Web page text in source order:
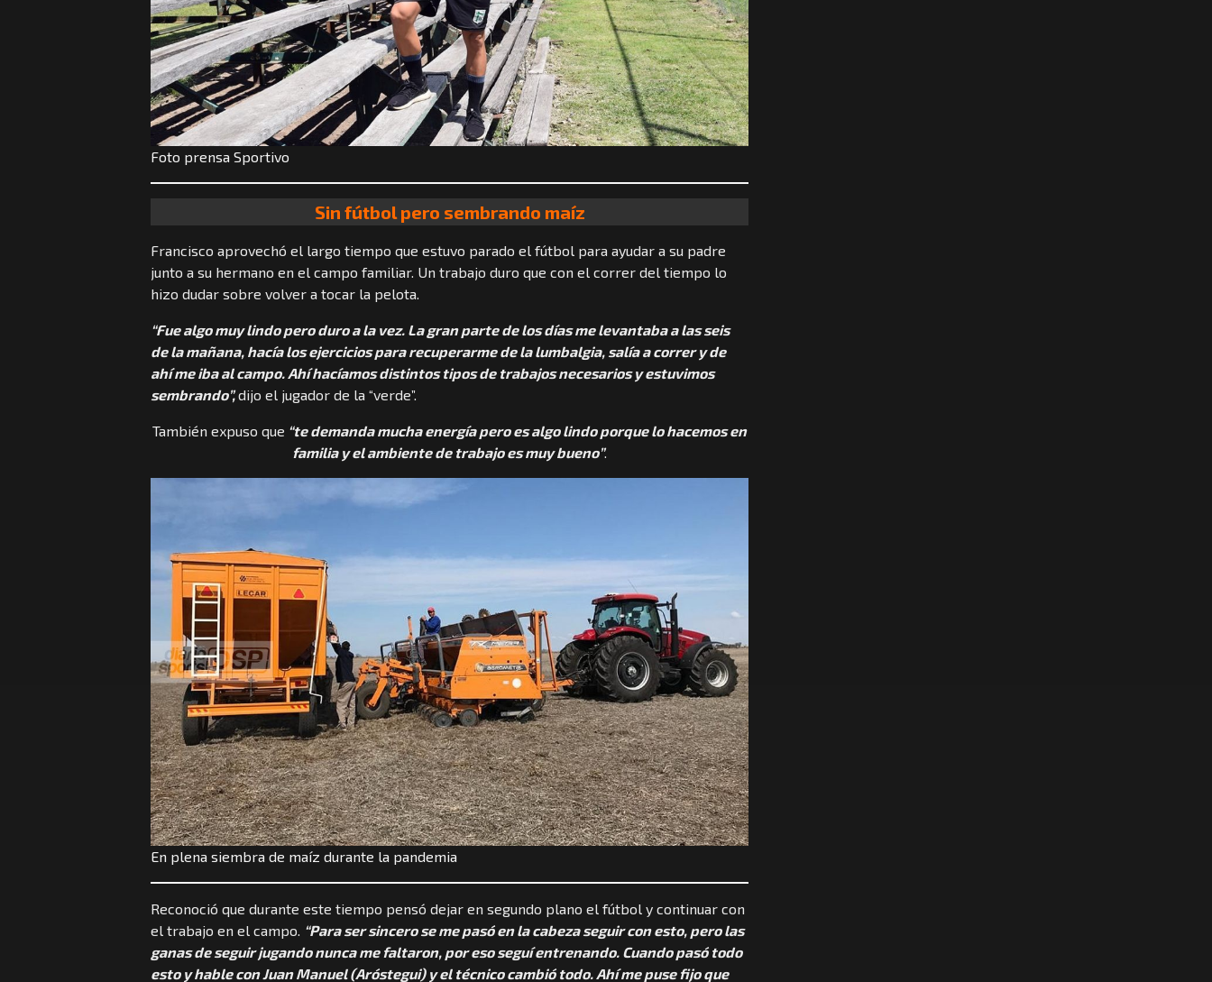
Foto prensa Sportivo
Sin fútbol pero sembrando maíz
Francisco aprovechó el largo tiempo que estuvo parado el fútbol para ayudar a su padre
junto a su hermano en el campo familiar. Un trabajo duro que con el correr del tiempo lo
hizo dudar sobre volver a tocar la pelota.
“Fue algo muy lindo pero duro a la vez. La gran parte de los días me levantaba a las seis
de la mañana, hacía los ejercicios para recuperarme de la lumbalgia, salía a correr y de
ahí me iba al campo. Ahí hacíamos distintos tipos de trabajos necesarios y estuvimos
sembrando”,dijo el jugador de la “verde”.
También expuso que “te demanda mucha energía pero es algo lindo porque lo hacemos en
familia y el ambiente de trabajo es muy bueno”.
En plena siembra de maíz durante la pandemia
Reconoció que durante este tiempo pensó dejar en segundo plano el fútbol y continuar con
el trabajo en el campo. “Para ser sincero se me pasó en la cabeza seguir con esto, pero las
ganas de seguir jugando nunca me faltaron, por eso seguí entrenando. Cuando pasó todo
esto y hable con Juan Manuel (Aróstegui) y el técnico cambió todo. Ahí me puse fijo que